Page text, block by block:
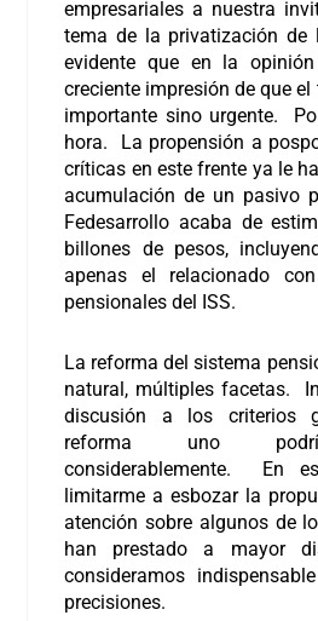
empresariales a nuestra
tema de la privatización de
evidente que en la
creciente impresión de que
importante sino urgente.
hora. La propensión a
críticas en este frente ya le
acumulación de un pasivo
Fedesarrollo acaba de
billones de pesos,
apenas el relacionado
pensionales del ISS.
La reforma del sistema
natural, múltiples facetas.
discusión a los criterios
reforma uno
considerablemente. En
limitarme a esbozar la
atención sobre algunos de
han prestado a mayor
consideramos
precisiones.